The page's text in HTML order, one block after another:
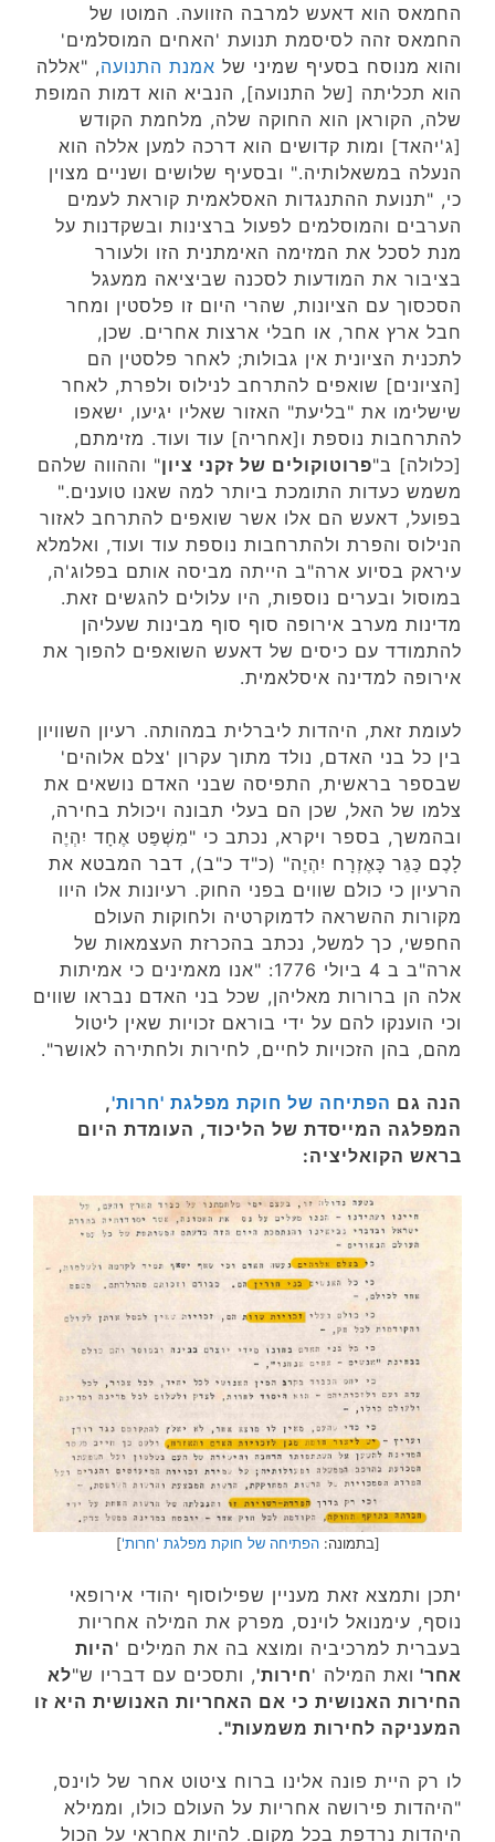
החמאס הוא דאעש למרבה הזוועה. המוטו של
החמאס זהה לסיסמת תנועת 'האחים המוסלמים'
והוא מנוסח בסעיף שמיני של אמנת התנועה, "אללה
הוא תכליתה [של התנועה], הנביא הוא דמות המופת
שלה, הקוראן הוא החוקה שלה, מלחמת הקודש
[ג'יהאד] ומות קדושים הוא דרכה למען אללה הוא
הנעלה במשאלותיה." ובסעיף שלושים ושניים מצוין
כי, "תנועת ההתנגדות האסלאמית קוראת לעמים
הערבים והמוסלמים לפעול ברצינות ובשקדנות על
מנת לסכל את המזימה האימתנית הזו ולעורר
בציבור את המודעות לסכנה שביציאה ממעגל
הסכסוך עם הציונות, שהרי היום זו פלסטין ומחר
חבל ארץ אחר, או חבלי ארצות אחרים. שכן,
לתכנית הציונית אין גבולות; לאחר פלסטין הם
[הציונים] שואפים להתרחב לנילוס ולפרת, לאחר
שישלימו את "בליעת" האזור שאליו יגיעו, ישאפו
להתרחבות נוספת ו[אחריה] עוד ועוד. מזימתם,
[כלולה] ב"פרוטוקולים של זקני ציון" וההווה שלהם
משמש כעדות התומכת ביותר למה שאנו טוענים."
בפועל, דאעש הם אלו אשר שואפים להתרחב לאזור
הנילוס והפרת ולהתרחבות נוספת עוד ועוד, ואלמלא
עיראק בסיוע ארה"ב הייתה מביסה אותם בפלוג'ה,
במוסול ובערים נוספות, היו עלולים להגשים זאת.
מדינות מערב אירופה סוף סוף מבינות שעליהן
להתמודד עם כיסים של דאעש השואפים להפוך את
אירופה למדינה איסלאמית.
לעומת זאת, היהדות ליברלית במהותה. רעיון השוויון
בין כל בני האדם, נולד מתוך עקרון 'צלם אלוהים'
שבספר בראשית, התפיסה שבני האדם נושאים את
צלמו של האל, שכן הם בעלי תבונה ויכולת בחירה,
ובהמשך, בספר ויקרא, נכתב כי "מִשְׁפַּט אֶחָד יִהְיֶה
לָכֶם כַּגֵּר כָּאֶזְרָח יִהְיֶה" (כ"ד כ"ב), דבר המבטא את
הרעיון כי כולם שווים בפני החוק. רעיונות אלו היוו
מקורות ההשראה לדמוקרטיה ולחוקות העולם
החפשי, כך למשל, נכתב בהכרזת העצמאות של
ארה"ב ב 4 ביולי 1776: "אנו מאמינים כי אמיתות
אלה הן ברורות מאליהן, שכל בני האדם נבראו שווים
וכי הוענקו להם על ידי בוראם זכויות שאין ליטול
מהם, בהן הזכויות לחיים, לחירות ולחתירה לאושר".
הנה גם הפתיחה של חוקת מפלגת 'חרות',
המפלגה המייסדת של הליכוד, העומדת היום
בראש הקואליציה:
[בתמונה:הפתיחה של חוקת מפלגת 'חרות']
יתכן ותמצא זאת מעניין שפילוסוף יהודי אירופאי
נוסף, עימנואל לוינס, מפרק את המילה אחריות
בעברית למרכיביה ומוצא בה את המילים 'היות
אחר' ואת המילה 'חירות', ותסכים עם דבריו ש"לא
החירות האנושית כי אם האחריות האנושית היא זו
המעניקה לחירות משמעות".
לו רק היית פונה אלינו ברוח ציטוט אחר של לוינס,
"היהדות פירושה אחריות על העולם כולו, וממילא
היהדות נרדפת בכל מקום. להיות אחראי על הכול